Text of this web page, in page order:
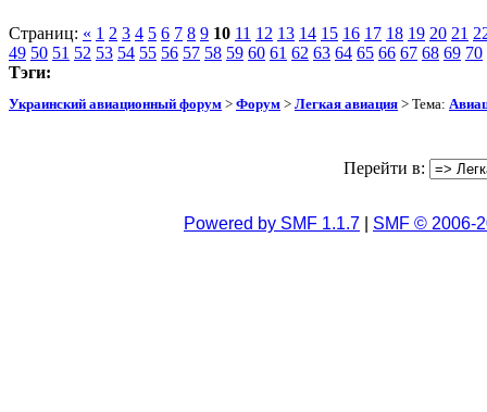
Страниц: « 1 2 3 4 5 6 7 8 9 10 11 12 13 14 15 16 17 18 19 20 21
49 50 51 52 53 54 55 56 57 58 59 60 61 62 63 64 65 66 67 68 69 70
Тэги:
Украинский авиационный форум > Форум > Легкая авиация > Тема:
Перейти в:
Powered by SMF 1.1.7 SMF © 2006-